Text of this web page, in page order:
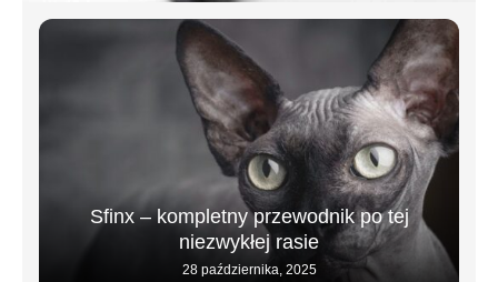
Sfinx – kompletny przewodnik po tej
niezwykłej rasie
28 października, 2025